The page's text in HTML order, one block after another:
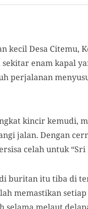
kecil Desa Citemu,
enam kapal
perjalanan
kincir kemudi,
jalan. Dengan
celah untuk
buritan itu tiba di
memastikan